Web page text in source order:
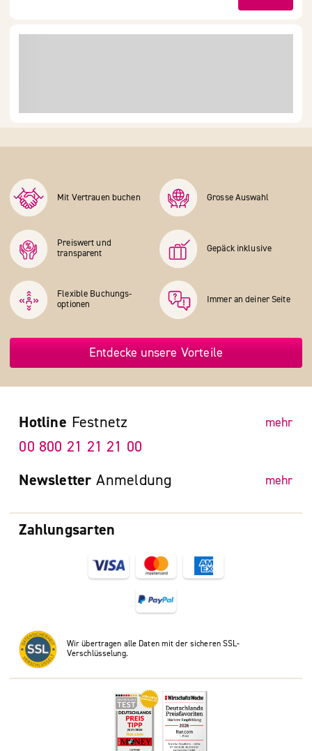
Mit Vertrauen buchen Grosse Auswahl
Preiswert und
transparent
Gepäck inklusive
Flexible Buchungs­
optionen
Immer an deiner Seite
Entdecke unsere Vorteile
Zahlungsarten
Wir übertragen alle Daten mit der sicheren SSL-
Verschlüsselung.
Hotline Festnetz mehr
00 800 21 21 21 00
Newsletter Anmeldung mehr